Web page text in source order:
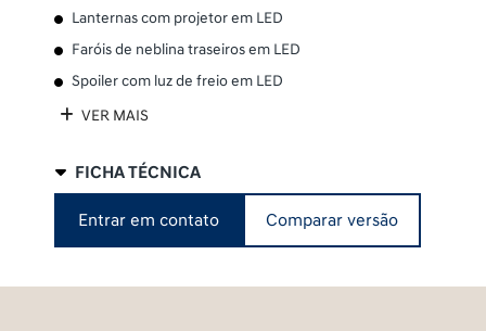
Lanternas com projetor em LED
Faróis de neblina traseiros em LED
Spoiler com luz de freio em LED
VER MAIS
FICHA TÉCNICA
Entrar em contato Comparar versão